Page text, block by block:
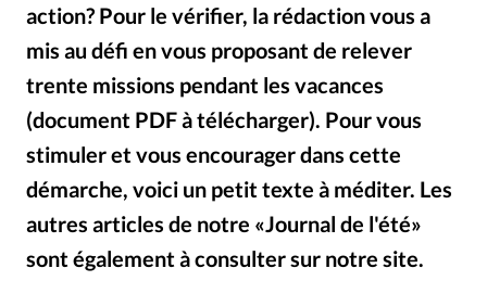
Se connecter
Édition: Internationale
RUBRIQUES
Tous les articles
Actualité chrétienne
Actualité internationale
Chronique
Culture
Dossier
Eglises Foi Génération réveil
Monde
Opinions
Publireportage
Relations Aujourd'hui
action? Pour le vérifier, la rédaction vous a
mis au défi en vous proposant de relever
trente missions pendant les vacances
(document PDF à télécharger). Pour vous
stimuler et vous encourager dans cette
démarche, voici un petit texte à méditer. Les
autres articles de notre «Journal de l'été»
sont également à consulter sur notre site.
©Brunor